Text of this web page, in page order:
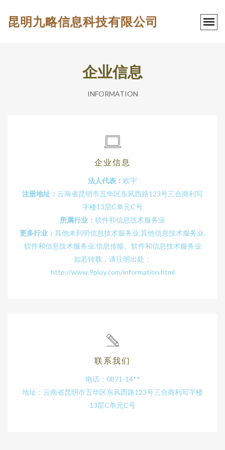
昆明九略信息科技有限公司
企业信息
INFORMATION
企业信息
法人代表： 欧宇
注册地址： 云南省昆明市五华区东风西路123号三合商利写
字楼13层C单元C号
所属行业： 软件和信息技术服务业
更多行业： 其他未列明信息技术服务业,其他信息技术服务业,
软件和信息技术服务业,信息传输、软件和信息技术服务业
如若转载，请注明出处：
http://www.9ploy.com/information.html
联系我们
电话：0871-14**
地址：云南省昆明市五华区东风西路123号三合商利写字楼
13层C单元C号